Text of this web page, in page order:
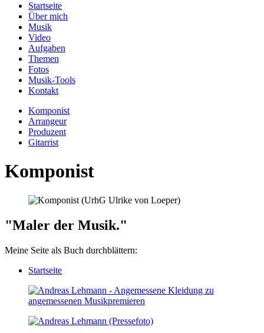
Startseite
Über mich
Musik
Video
Aufgaben
Themen
Fotos
Musik-Tools
Kontakt
Komponist
Arrangeur
Produzent
Gitarrist
Komponist
"Maler der Musik."
Meine Seite als Buch durchblättern:
Startseite